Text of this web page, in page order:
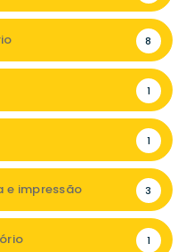
8
1
1
e impressão 3
1